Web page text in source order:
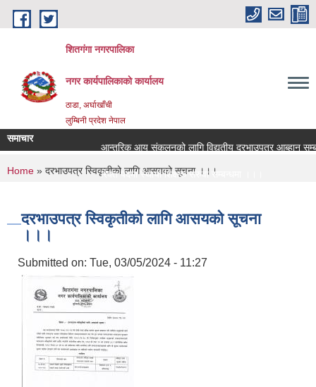
Skip to main content
शितगंगा नगरपालिका
नगर कार्यपालिकाकाे कार्यालय
ठाडा, अर्घाखाँची
लुम्बिनी प्रदेश नेपाल
समाचार
आन्तरिक आय संकलनको लागि विद्युतीय दरभाउपत्र आब्हान
रिक्त पदमा स्थायी शिक्षक सरुवा सम्बन्धमा ।।।
You are here
Home » दरभाउपत्र स्विकृतीको लागि आसयको सूचना ।।।
दरभाउपत्र स्विकृतीको लागि आसयको सूचना
।।।
Submitted on: Tue, 03/05/2024 - 11:27